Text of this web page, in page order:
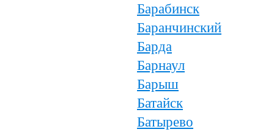
Барабинск
Баранчинский
Барда
Барнаул
Барыш
Батайск
Батырево